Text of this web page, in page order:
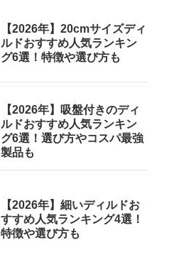
【2026年】20cmサイズディ
ルドおすすめ人気ランキン
グ6選！特徴や選び方も
【2026年】吸盤付きのディ
ルドおすすめ人気ランキン
グ6選！選び方やコスパ最強
製品も
【2026年】細いディルドお
すすめ人気ランキング4選！
特徴や選び方も